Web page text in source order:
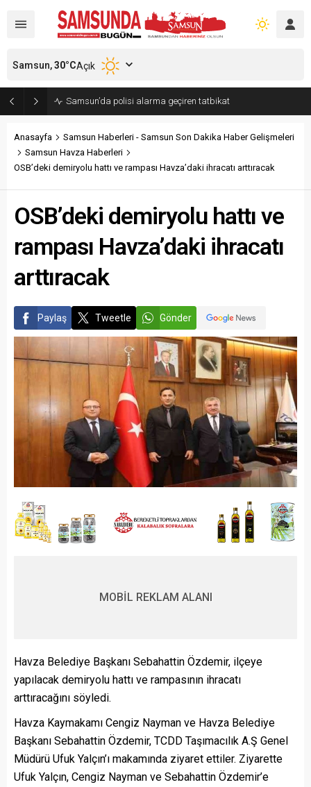
Samsun’da polisi alarma geçiren tatbikat
Samsun,30°CAçık
Anasayfa
Samsun Haberleri - Samsun Son Dakika Haber Gelişmeleri
Samsun Havza Haberleri
OSB’deki demiryolu hattı ve rampası Havza’daki ihracatı arttıracak
OSB’deki demiryolu hattı ve
rampası Havza’daki ihracatı
arttıracak
Paylaş Tweetle Gönder
MOBİL REKLAM ALANI
Havza Belediye Başkanı Sebahattin Özdemir, ilçeye
yapılacak demiryolu hattı ve rampasının ihracatı
arttıracağını söyledi.
Havza Kaymakamı Cengiz Nayman ve Havza Belediye
Başkanı Sebahattin Özdemir, TCDD Taşımacılık A.Ş Genel
Müdürü Ufuk Yalçın’ı makamında ziyaret ettiler. Ziyarette
Ufuk Yalçın, Cengiz Nayman ve Sebahattin Özdemir’e